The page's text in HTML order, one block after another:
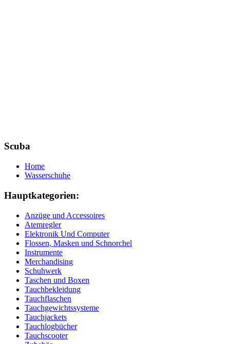
Scuba
Home
Wasserschuhe
Hauptkategorien:
Anzüge und Accessoires
Atemregler
Elektronik Und Computer
Flossen, Masken und Schnorchel
Instrumente
Merchandising
Schuhwerk
Taschen und Boxen
Tauchbekleidung
Tauchflaschen
Tauchgewichtssysteme
Tauchjackets
Tauchlogbücher
Tauchscooter